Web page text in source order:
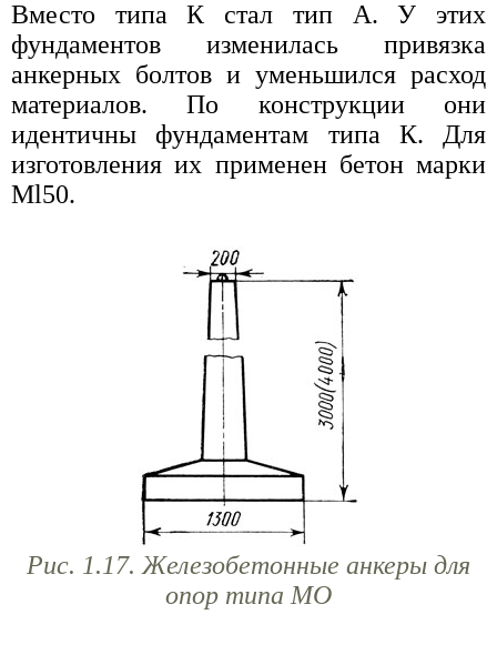
Вместо типа К стал тип А. У этих
фундаментов изменилась привязка
анкерных болтов и уменьшился расход
материалов. По конструкции они
идентичны фундаментам типа К. Для
изготовления их применен бетон марки
Мl50.
Рис. 1.17. Железобетонные анкеры для
опор типа МО